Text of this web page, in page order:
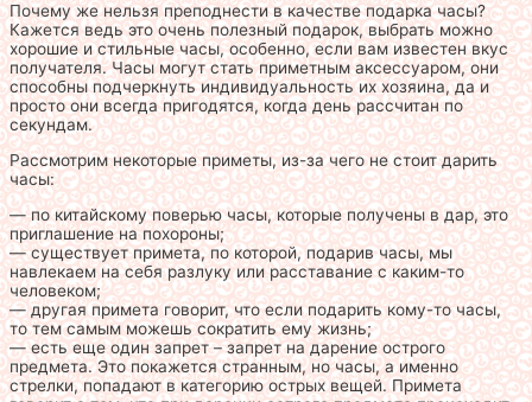
Почему же нельзя преподнести в качестве подарка часы?
Кажется ведь это очень полезный подарок, выбрать можно
хорошие и стильные часы, особенно, если вам известен вкус
получателя. Часы могут стать приметным аксессуаром, они
способны подчеркнуть индивидуальность их хозяина, да и
просто они всегда пригодятся, когда день рассчитан по
секундам.
Рассмотрим некоторые приметы, из-за чего не стоит дарить
часы:
— по китайскому поверью часы, которые получены в дар, это
приглашение на похороны;
— существует примета, по которой, подарив часы, мы
навлекаем на себя разлуку или расставание с каким-то
человеком;
— другая примета говорит, что если подарить кому-то часы,
то тем самым можешь сократить ему жизнь;
— есть еще один запрет – запрет на дарение острого
предмета. Это покажется странным, но часы, а именно
стрелки, попадают в категорию острых вещей. Примета